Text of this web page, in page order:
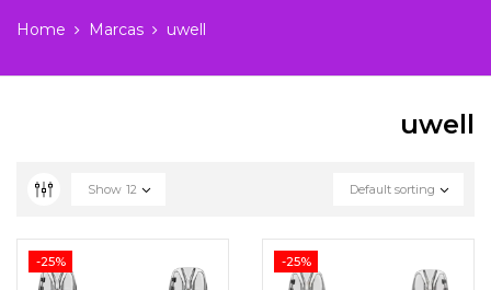
Home Marcas uwell
uwell
Default sorting
Show 12
-25% -25%